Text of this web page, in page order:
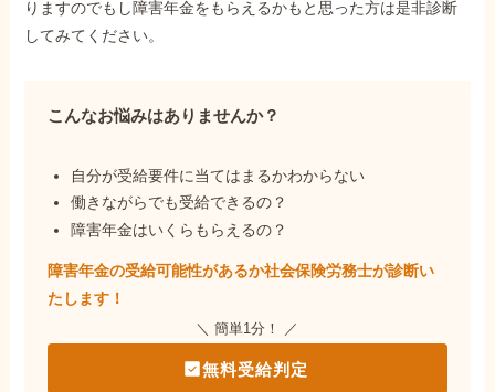
りますのでもし障害年金をもらえるかもと思った方は是非診断
してみてください。
こんなお悩みはありませんか？
自分が受給要件に当てはまるかわからない
働きながらでも受給できるの？
障害年金はいくらもらえるの？
障害年金の受給可能性があるか社会保険労務士が診断い
たします！
＼ 簡単1分！ ／
無料受給判定